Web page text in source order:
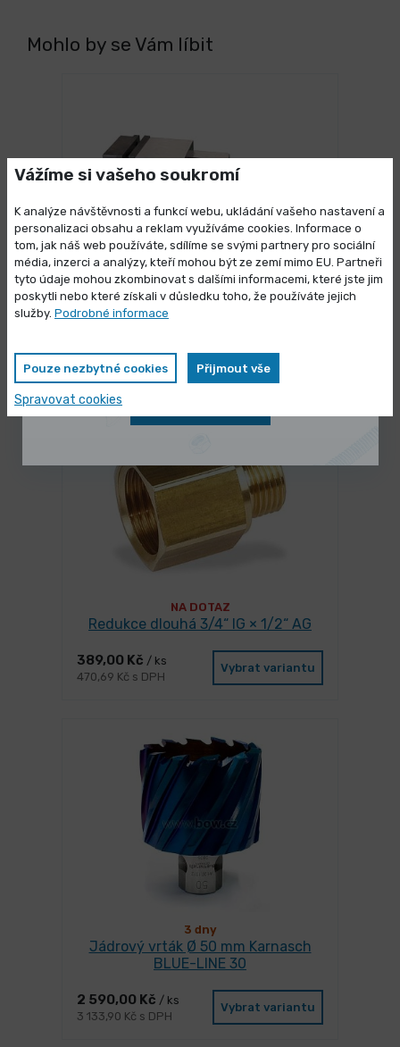
Mohlo by se Vám líbit
3 dny
Strojní svěrák VMQ 125
6 037,90 Kč s DPH
NA DOTAZ
Redukce dlouhá 3/4“ IG × 1/2“ AG
389,00 Kč / ks
470,69 Kč s DPH
Vybrat variantu
3 dny
Jádrový vrták Ø 50 mm Karnasch
BLUE-LINE 30
2 590,00 Kč / ks
3 133,90 Kč s DPH
Vybrat variantu
Vážíme si vašeho soukromí
K analýze návštěvnosti a funkcí webu, ukládání vašeho nastavení a
personalizaci obsahu a reklam využíváme cookies. Informace o
tom, jak náš web používáte, sdílíme se svými partnery pro sociální
média, inzerci a analýzy, kteří mohou být ze zemí mimo EU. Partneři
tyto údaje mohou zkombinovat s dalšími informacemi, které jste jim
poskytli nebo které získali v důsledku toho, že používáte jejich
služby. Podrobné informace
Pouze nezbytné cookies Přijmout vše
Spravovat cookies
Výprodej skladových zásob
Vybrané produkty nyní pořídíte za